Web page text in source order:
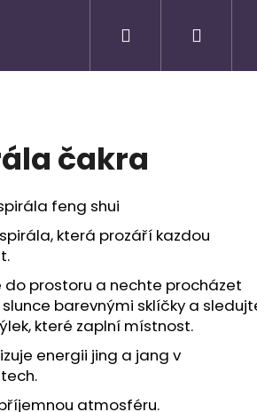
čakra
feng shui
která prozáří kazdou
do prostoru a nechte procházet
barevnými sklíčky a
které zaplní místnost.
energii jing a jang v
atmosféru.
ZAHRA ARABIA -